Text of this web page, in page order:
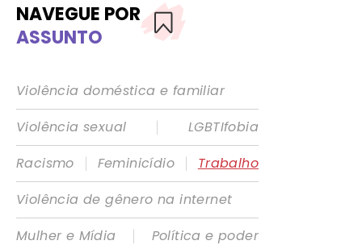
NAVEGUE POR
ASSUNTO
Violência doméstica e familiar
Violência sexual
|
LGBTIfobia
Racismo
| Feminicídio |
Trabalho
Violência de gênero na internet
Mulher e Mídia
|
Política e poder